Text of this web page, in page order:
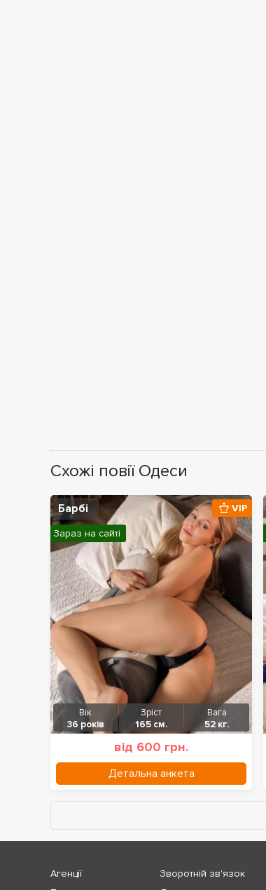
Схожі повії Одеси
Барбі
Вік
36 років
Зріст
165 см.
Вага
52 кг.
від 600 грн.
Детальна анкета
VIP
Зараз на сайті
Агенції
Зворотній зв'язок